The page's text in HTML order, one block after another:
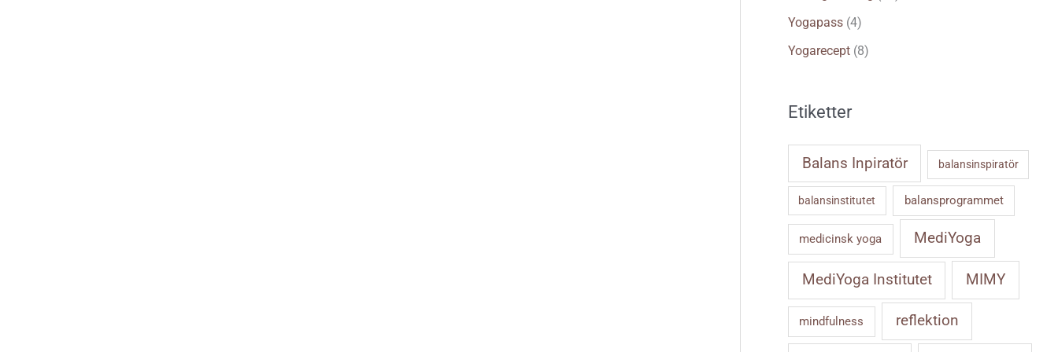
Yogapass(4)
Yogarecept(8)
Etiketter
Balans Inpiratör balansinspiratör
balansinstitutet balansprogrammet
medicinsk yoga MediYoga
MediYoga Institutet MIMY
mindfulness reflektion